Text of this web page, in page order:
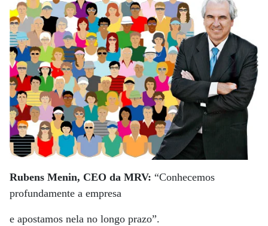
Rubens Menin, CEO da MRV: “Conhecemos
profundamente a empresa
e apostamos nela no longo prazo”.